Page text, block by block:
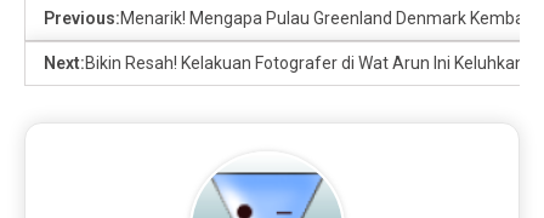
Previous:Menarik! Mengapa Pulau Greenland Denmark Kembali
Next:Bikin Resah! Kelakuan Fotografer di Wat Arun Ini Keluhkan